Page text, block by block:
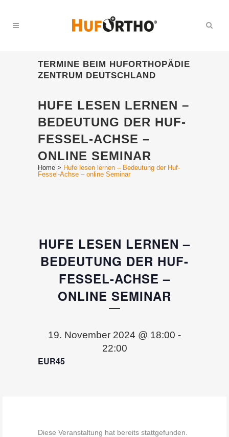
TERMINE BEIM HUFORTHOPÄDIE
ZENTRUM DEUTSCHLAND
HUFE LESEN LERNEN –
BEDEUTUNG DER HUF-
FESSEL-ACHSE –
ONLINE SEMINAR
Home > Hufe lesen lernen – Bedeutung der Huf-
Fessel-Achse – online Seminar
HUFE LESEN LERNEN –
BEDEUTUNG DER HUF-
FESSEL-ACHSE –
ONLINE SEMINAR
19. November 2024 @ 18:00 -
22:00
EUR45
Diese Veranstaltung hat bereits stattgefunden.